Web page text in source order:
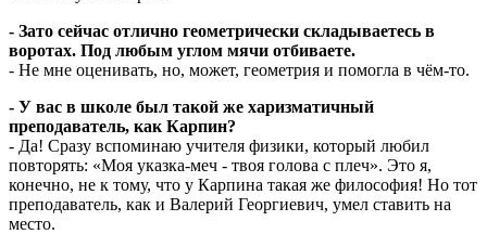
- Зато сейчас отлично геометрически складываетесь в
воротах. Под любым углом мячи отбиваете.
- Не мне оценивать, но, может, геометрия и помогла в чём-то.
- У вас в школе был такой же харизматичный
преподаватель, как Карпин?
- Да! Сразу вспоминаю учителя физики, который любил
повторять: «Моя указка-меч - твоя голова с плеч». Это я,
конечно, не к тому, что у Карпина такая же философия! Но тот
преподаватель, как и Валерий Георгиевич, умел ставить на
место.